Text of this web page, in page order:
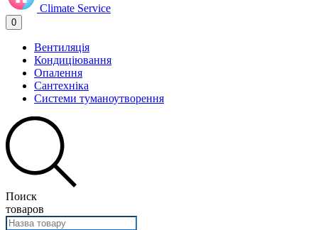
Climate Service
0
Вентиляція
Кондиціювання
Опалення
Сантехніка
Системи туманоутворення
Поиск
товаров